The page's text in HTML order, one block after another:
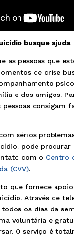
busque ajuda
as pessoas que
de crise
e dos amigos.
pessoas consigam
sérios
pode procurar
com o Centro
(CVV).
que fornece
Através de
os dias da
voluntária e
O serviço é